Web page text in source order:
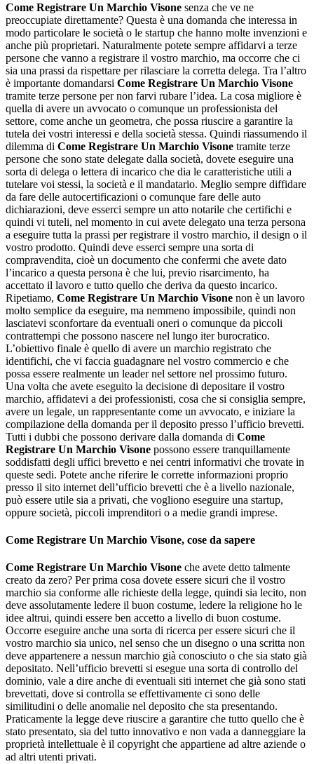
Come Registrare Un Marchio Visone senza che ve ne
preoccupiate direttamente? Questa è una domanda che interessa in
modo particolare le società o le startup che hanno molte invenzioni e
anche più proprietari. Naturalmente potete sempre affidarvi a terze
persone che vanno a registrare il vostro marchio, ma occorre che ci
sia una prassi da rispettare per rilasciare la corretta delega. Tra l’altro
è importante domandarsi Come Registrare Un Marchio Visone
tramite terze persone per non farvi rubare l’idea. La cosa migliore è
quella di avere un avvocato o comunque un professionista del
settore, come anche un geometra, che possa riuscire a garantire la
tutela dei vostri interessi e della società stessa. Quindi riassumendo il
dilemma di Come Registrare Un Marchio Visone tramite terze
persone che sono state delegate dalla società, dovete eseguire una
sorta di delega o lettera di incarico che dia le caratteristiche utili a
tutelare voi stessi, la società e il mandatario. Meglio sempre diffidare
da fare delle autocertificazioni o comunque fare delle auto
dichiarazioni, deve esserci sempre un atto notarile che certifichi e
quindi vi tuteli, nel momento in cui avete delegato una terza persona
a eseguire tutta la prassi per registrare il vostro marchio, il design o il
vostro prodotto. Quindi deve esserci sempre una sorta di
compravendita, cioè un documento che confermi che avete dato
l’incarico a questa persona è che lui, previo risarcimento, ha
accettato il lavoro e tutto quello che deriva da questo incarico.
Ripetiamo, Come Registrare Un Marchio Visone non è un lavoro
molto semplice da eseguire, ma nemmeno impossibile, quindi non
lasciatevi sconfortare da eventuali oneri o comunque da piccoli
contrattempi che possono nascere nel lungo iter burocratico.
L’obiettivo finale è quello di avere un marchio registrato che
identifichi, che vi faccia guadagnare nel vostro commercio e che
possa essere realmente un leader nel settore nel prossimo futuro.
Una volta che avete eseguito la decisione di depositare il vostro
marchio, affidatevi a dei professionisti, cosa che si consiglia sempre,
avere un legale, un rappresentante come un avvocato, e iniziare la
compilazione della domanda per il deposito presso l’ufficio brevetti.
Tutti i dubbi che possono derivare dalla domanda di Come
Registrare Un Marchio Visone possono essere tranquillamente
soddisfatti degli uffici brevetto e nei centri informativi che trovate in
queste sedi. Potete anche riferire le corrette informazioni proprio
presso il sito internet dell’ufficio brevetti che è a livello nazionale,
può essere utile sia a privati, che vogliono eseguire una startup,
oppure società, piccoli imprenditori o a medie grandi imprese.
Come Registrare Un Marchio Visone, cose da sapere
Come Registrare Un Marchio Visone che avete detto talmente
creato da zero? Per prima cosa dovete essere sicuri che il vostro
marchio sia conforme alle richieste della legge, quindi sia lecito, non
deve assolutamente ledere il buon costume, ledere la religione ho le
idee altrui, quindi essere ben accetto a livello di buon costume.
Occorre eseguire anche una sorta di ricerca per essere sicuri che il
vostro marchio sia unico, nel senso che un disegno o una scritta non
deve appartenere a nessun marchio già conosciuto o che sia stato già
depositato. Nell’ufficio brevetti si esegue una sorta di controllo del
dominio, vale a dire anche di eventuali siti internet che già sono stati
brevettati, dove si controlla se effettivamente ci sono delle
similitudini o delle anomalie nel deposito che sta presentando.
Praticamente la legge deve riuscire a garantire che tutto quello che è
stato presentato, sia del tutto innovativo e non vada a danneggiare la
proprietà intellettuale è il copyright che appartiene ad altre aziende o
ad altri utenti privati.